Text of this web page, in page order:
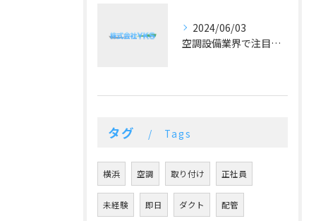
2024/06/03
空調設備業界で注目！冷暖房の最新トレンドとは？
タグ Tags
横浜 空調 取り付け 正社員
未経験 即日 ダクト 配管